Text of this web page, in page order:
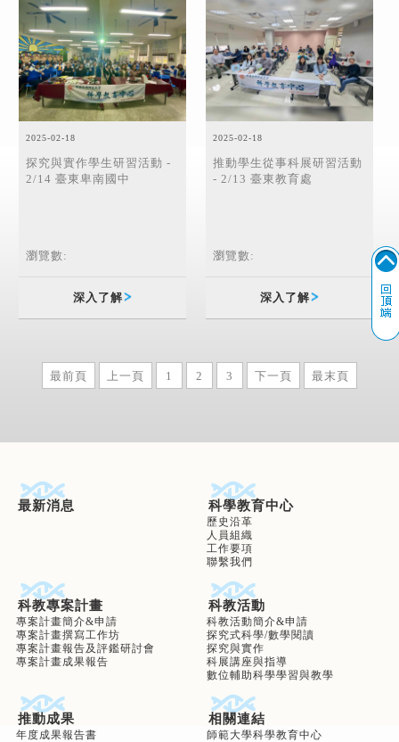
2025-02-18
探究與實作學生研習活動 -
2/14 臺東卑南國中
瀏覽數:
深入了解
2025-02-18
推動學生從事科展研習活動
- 2/13 臺東教育處
瀏覽數:
深入了解
最前頁 上一頁 1 2 3 下一頁 最末頁
最新消息 科學教育中心
歷史沿革
人員組織
工作要項
聯繫我們
科教專案計畫
專案計畫簡介&申請
專案計畫撰寫工作坊
專案計畫報告及評鑑研討會
專案計畫成果報告
科教活動
科教活動簡介&申請
探究式科學/數學閱讀
探究與實作
科展講座與指導
數位輔助科學學習與教學
推動成果
年度成果報告書
相關連結
師範大學科學教育中心